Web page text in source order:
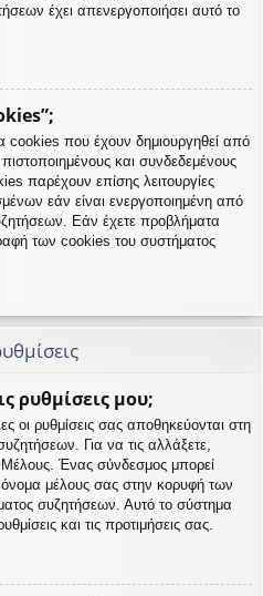
έχει απενεργοποιήσει αυτό το
cookies που έχουν δημιουργηθεί από
και συνδεδεμένους
παρέχουν επίσης λειτουργίες
εάν είναι ενεργοποιημένη από
Εάν έχετε προβλήματα
των cookies του συστήματος
ρυθμίσεις μου;
οι ρυθμίσεις σας αποθηκεύονται στη
Για να τις αλλάξετε,
Μέλους. Ένας σύνδεσμος μπορεί
μέλους σας στην κορυφή των
συζητήσεων. Αυτό το σύστημα
και τις προτιμήσεις σας.